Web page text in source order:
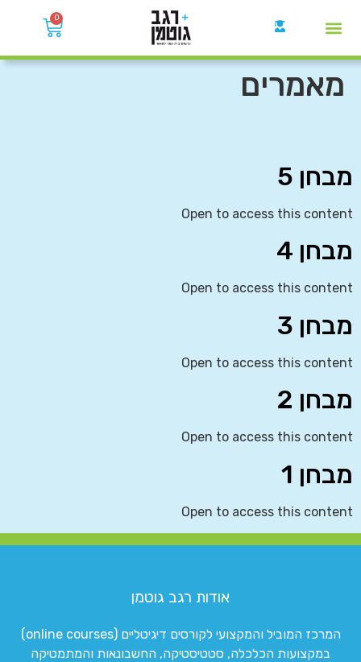
0
מאמרים
מבחן 5
Open to access this content
מבחן 4
Open to access this content
מבחן 3
Open to access this content
מבחן 2
Open to access this content
מבחן 1
Open to access this content
אודות רגב גוטמן
המרכז המוביל והמקצועי לקורסים דיגיטליים (online courses)
במקצועות הכלכלה, סטטיסטיקה, החשבונאות והמתמטיקה